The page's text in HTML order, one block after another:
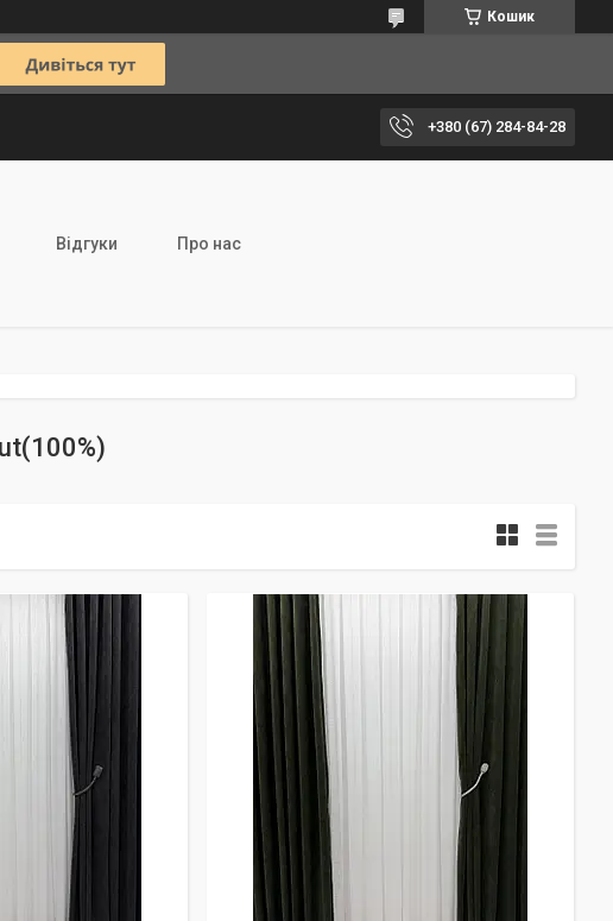
Кошик
+380 (67) 284-84-28
Відгуки Про нас